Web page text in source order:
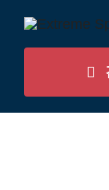
건